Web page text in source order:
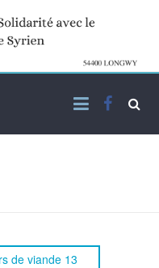
de viande 13